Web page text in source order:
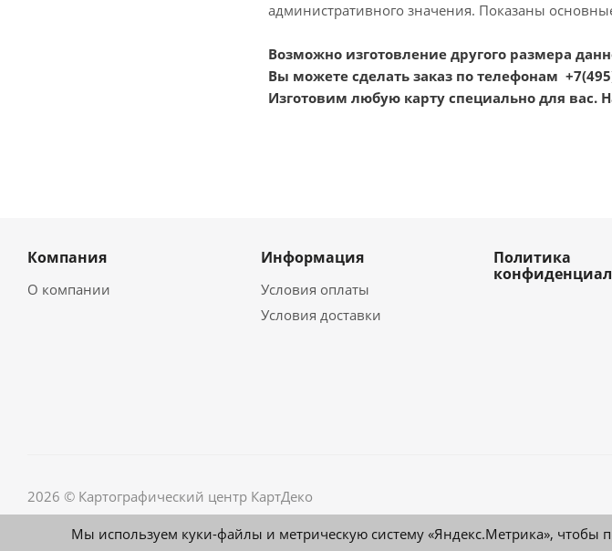
административного значения. Показаны
Возможно изготовление другого размера
Вы можете сделать заказ по телефонам
Изготовим любую карту специально для
Компания
О компании
Информация
Условия оплаты
Условия доставки
Политика
2026 © Картографический центр КартДеко
Мы используем куки-файлы и метрическую систему «Яндекс.Метрика», чтобы